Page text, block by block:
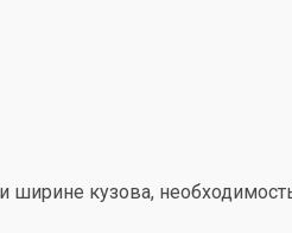
кузова,